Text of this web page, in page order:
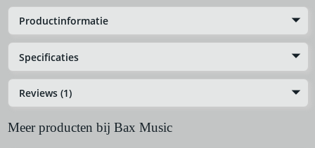
Productinformatie
Specificaties
Reviews (1)
Meer producten bij Bax Music